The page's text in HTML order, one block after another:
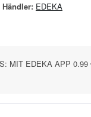
Händler: EDEKA
MIT EDEKA APP 0.99